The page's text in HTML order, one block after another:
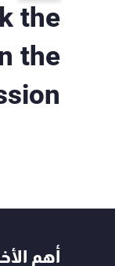
the
the
أهم